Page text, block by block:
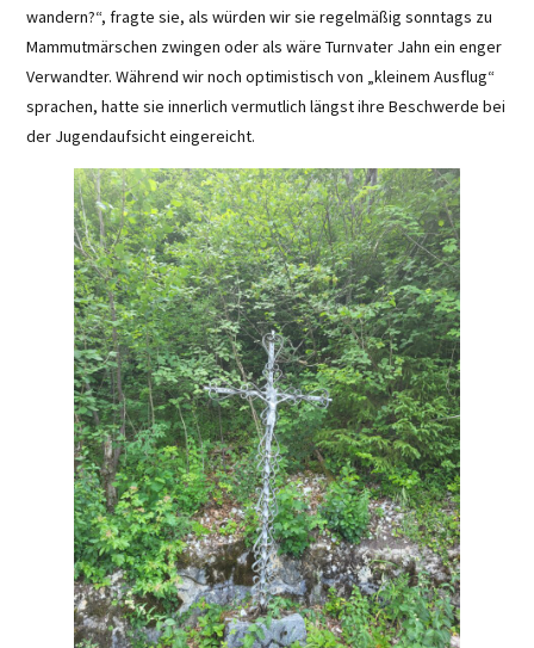
wandern?“, fragte sie, als würden wir sie regelmäßig sonntags zu
Mammutmärschen zwingen oder als wäre Turnvater Jahn ein enger
Verwandter. Während wir noch optimistisch von „kleinem Ausflug“
sprachen, hatte sie innerlich vermutlich längst ihre Beschwerde bei
der Jugendaufsicht eingereicht.